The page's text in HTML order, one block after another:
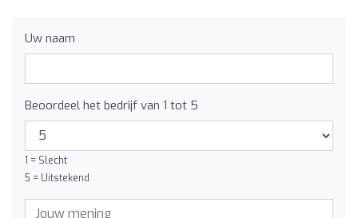
Uw naam
Beoordeel het bedrijf van 1 tot 5
1 = Slecht
5 = Uitstekend